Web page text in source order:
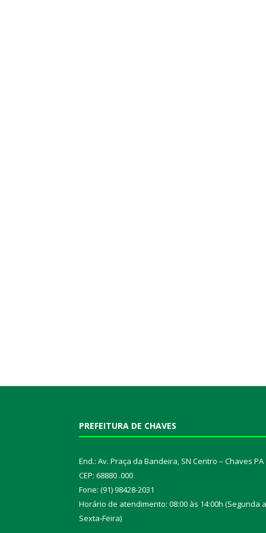
PREFEITURA DE CHAVES
End.: Av. Praça da Bandeira, SN Centro – Chaves PA
CEP: 68880 .000
Fone: (91) 98428-2031
Horário de atendimento: 08:00 às 14:00h (Segunda a
Sexta-Feira)